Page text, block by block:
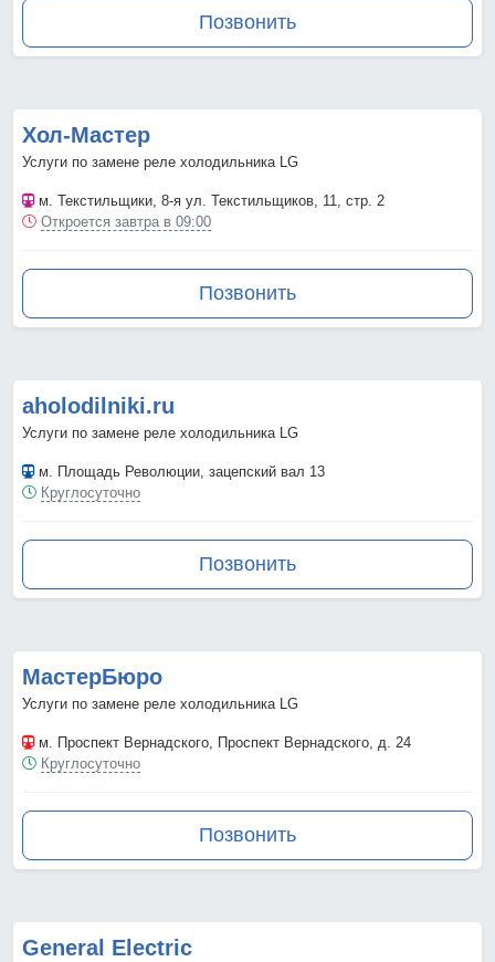
Позвонить
Хол-Мастер
Услуги по замене реле холодильника LG
м. Текстильщики, 8-я ул. Текстильщиков, 11, стр. 2
Откроется завтра в 09:00
Позвонить
aholodilniki.ru
Услуги по замене реле холодильника LG
м. Площадь Революции, зацепский вал 13
Круглосуточно
Позвонить
МастерБюро
Услуги по замене реле холодильника LG
м. Проспект Вернадского, Проспект Вернадского, д. 24
Круглосуточно
Позвонить
General Electric